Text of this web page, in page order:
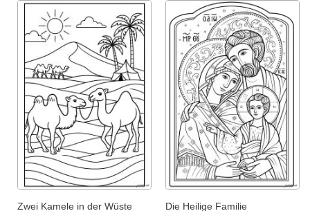
Zwei Kamele in der Wüste
Die Heilige Familie